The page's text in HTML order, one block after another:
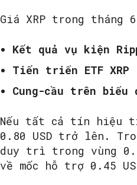
Giá XRP trong
Kết quả vụ kiện
Tiến triển ETF XRP
Cung-cầu trên biểu
Nếu tất cả tín hiệu
0.80 USD trở lên.
duy trì trong vùng
về mốc hỗ trợ 0.45